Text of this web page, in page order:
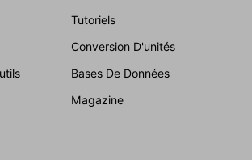
Tutoriels
Conversion D'unités
Bases De Données
Magazine